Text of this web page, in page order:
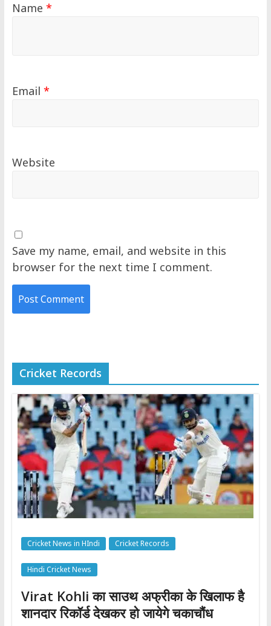
Name *
Email *
Website
Save my name, email, and website in this
browser for the next time I comment.
Cricket Records
Cricket News in HIndi Cricket Records
Hindi Cricket News
Virat Kohli का साउथ अफ्रीका के खिलाफ है
शानदार रिकॉर्ड देखकर हो जायेगे चकाचौंध